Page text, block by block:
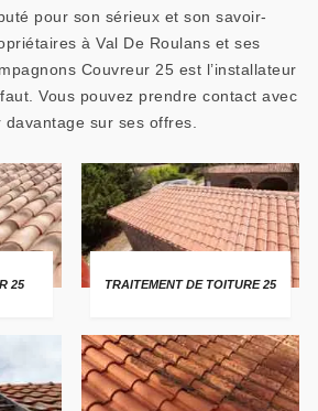
pour son sérieux et son savoir-
à Val De Roulans et ses
Couvreur 25 est l’installateur
Vous pouvez prendre contact avec
sur ses offres.
25 TRAITEMENT DE TOITURE 25